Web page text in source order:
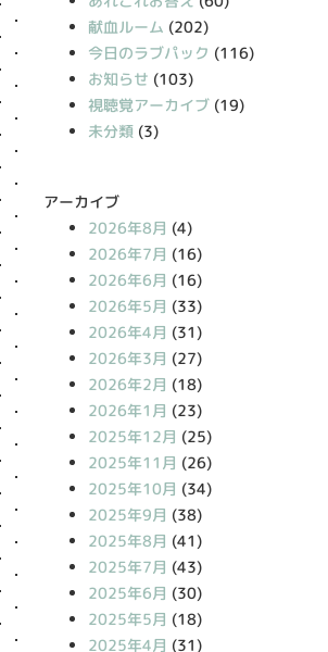
献血ルーム (202)
今日のラブパック (116)
お知らせ (103)
視聴覚アーカイブ (19)
未分類 (3)
アーカイブ
2026年8月 (4)
2026年7月 (16)
2026年6月 (16)
2026年5月 (33)
2026年4月 (31)
2026年3月 (27)
2026年2月 (18)
2026年1月 (23)
2025年12月 (25)
2025年11月 (26)
2025年10月 (34)
2025年9月 (38)
2025年8月 (41)
2025年7月 (43)
2025年6月 (30)
2025年5月 (18)
2025年4月 (31)